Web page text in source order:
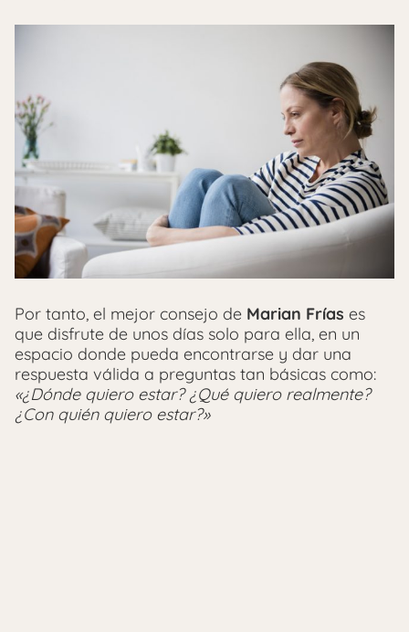
Por tanto, el mejor consejo de Marian Frías es
que disfrute de unos días solo para ella, en un
espacio donde pueda encontrarse y dar una
respuesta válida a preguntas tan básicas como:
«¿Dónde quiero estar? ¿Qué quiero realmente?
¿Con quién quiero estar?»